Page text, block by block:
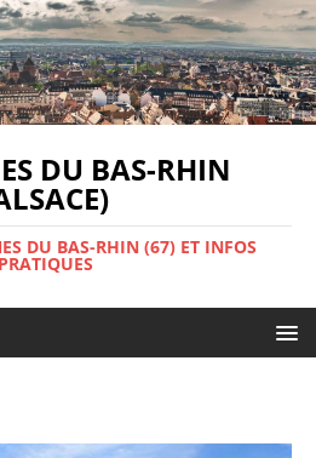
DU BAS-RHIN
DU BAS-RHIN (67) ET INFOS
PRATIQUES